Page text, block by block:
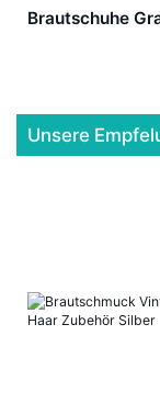
Brautschuhe
Unsere